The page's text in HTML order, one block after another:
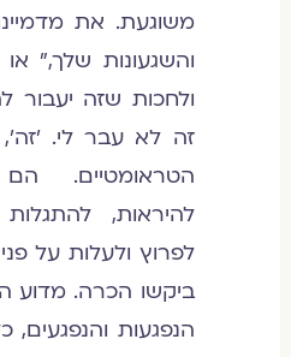
משוגעת. את
והשגעונות שלך,"
ולחכות שזה יעבור
זה לא עבר לי. 'זה',
הטראומטיים.
להיראות,
לפרוץ ולעלות על
ביקשו הכרה. מדוע
הנפגעות